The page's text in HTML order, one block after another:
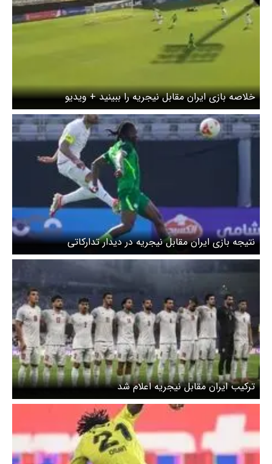
خلاصه بازی ایران مقابل نیجریه را ببینید + ویدیو
نتیجه بازی ایران مقابل نیجریه در دیدار تدارکاتی
ترکیب ایران مقابل نیجریه اعلام شد